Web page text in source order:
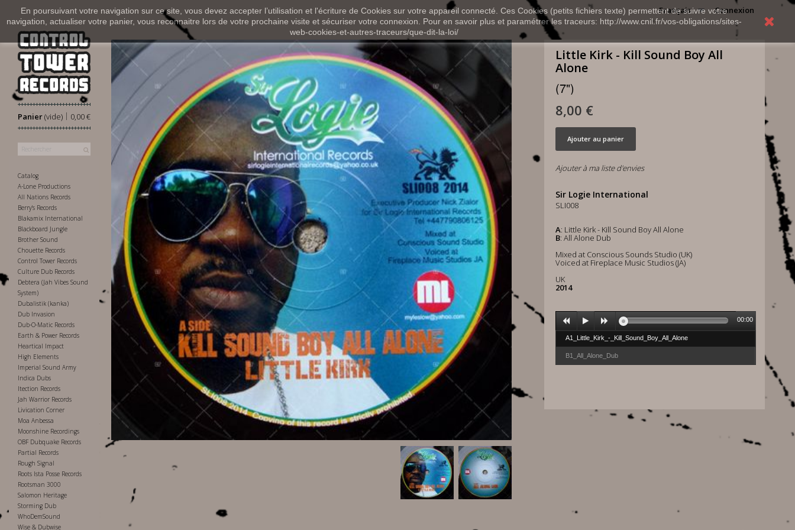
En poursuivant votre navigation sur ce site, vous devez accepter l’utilisation et l'écriture de Cookies sur votre appareil connecté. Ces Cookies (petits fichiers texte) permettent de suivre votre
navigation, actualiser votre panier, vous reconnaitre lors de votre prochaine visite et sécuriser votre connexion. Pour en savoir plus et paramétrer les traceurs: http://www.cnil.fr/vos-obligations/sites-
web-cookies-et-autres-traceurs/que-dit-la-loi/
Connexion
Français
Panier 0,00 €
|
(vide)
Catalog
A-Lone Productions
All Nations Records
Berry's Records
Blakamix International
Blackboard Jungle
Brother Sound
Chouette Records
Control Tower Records
Culture Dub Records
Debtera (Jah Vibes Sound
System)
Dubalistik (kanka)
Dub Invasion
Dub-O-Matic Records
Earth & Power Records
Heartical Impact
High Elements
Imperial Sound Army
Indica Dubs
Itection Records
Jah Warrior Records
Livication Corner
Moa Anbessa
Moonshine Recordings
OBF Dubquake Records
Partial Records
Rough Signal
Roots Ista Posse Records
Rootsman 3000
Salomon Heritage
Storming Dub
WhoDemSound
Wise & Dubwise
Little Kirk - Kill Sound Boy All
Alone
(7")
8,00 €
Ajouter au panier
Ajouter à ma liste d'envies
Sir Logie International
SLI008
A: Little Kirk - Kill Sound Boy All Alone
B: All Alone Dub
Mixed at Conscious Sounds Studio (UK)
Voiced at Fireplace Music Studios (JA)
UK
2014
A1_Little_Kirk_-_Kill_Sound_Boy_All_Alone
B1_All_Alone_Dub
00:00